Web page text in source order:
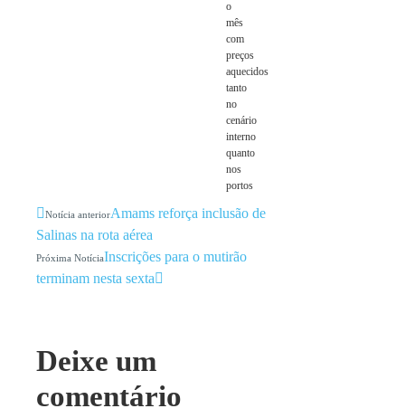
o
mês
com
preços
aquecidos
tanto
no
cenário
interno
quanto
nos
portos
Notícia anteriorAmams reforça inclusão de
Salinas na rota aérea
Próxima NotíciaInscrições para o mutirão
terminam nesta sexta
Deixe um
comentário